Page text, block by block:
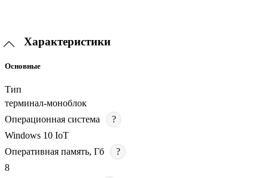
Характеристики
Основные
Тип
терминал-моноблок
Операционная система
?
Windows 10 IoT
Оперативная память, Гб
?
8